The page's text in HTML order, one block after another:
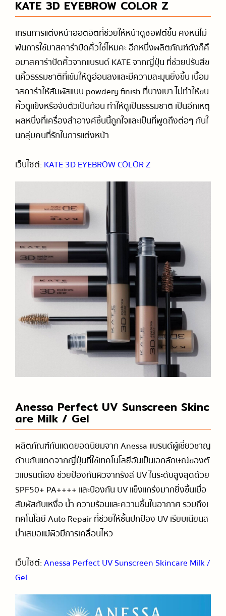
KATE 3D EYEBROW COLOR Z
เทรนการแต่งหน้าฮอตฮิตที่ช่วยให้หน้าดูซอฟต์ขึ้น คงหนีไม่
พ้นการใช้มาสคาร่าปัดคิ้วใช่ไหมคะ อีกหนึ่งผลิตภัณฑ์ดังก็คื
อมาสคาร่าปัดคิ้วจากแบรนด์ KATE จากญี่ปุ่น ที่ช่วยปรับสีข
นคิ้วธรรมชาติที่เข้มให้ดูอ่อนลงและมีความละมุนยิ่งขึ้น เนื้อม
าสคาร่าให้สัมผัสแบบ powdery finish ที่บางเบา ไม่ทำให้ขน
คิ้วดูแข็งหรือจับตัวเป็นก้อน ทำให้ดูเป็นธรรมชาติ เป็นอีกเหตุ
ผลหนึ่งที่เครื่องสำอางค์ชิ้นนี้ถูกใจและเป็นที่พูดถึงต่อๆ กันใ
นกลุ่มคนที่รักในการแต่งหน้า
เว็บไซต์:KATE 3D EYEBROW COLOR Z
Anessa Perfect UV Sunscreen Skinc
are Milk / Gel
ผลิตภัณฑ์กันแดดยอดนิยมจาก Anessa แบรนด์ผู้เชี่ยวชาญ
ด้านกันแดดจากญี่ปุ่นที่ใช้เทคโนโลยีอันเป็นเอกลักษณ์ของตั
วแบรนด์เอง ช่วยป้องกันผิวจากรังสี UV ในระดับสูงสุดด้วย
SPF50+ PA++++ และป้องกัน UV แข็งแกร่งมากยิ่งขึ้นเมื่อ
สัมผัสกับเหงื่อ น้ำ ความร้อนและความชื้นในอากาศ รวมถึงเ
ทคโนโลยี Auto Repair ที่ช่วยให้ชั้นปกป้อง UV เรียบเนียนส
ม่ำเสมอแม้ผิวมีการเคลื่อนไหว
เว็บไซต์:Anessa Perfect UV Sunscreen Skincare Milk /
Gel